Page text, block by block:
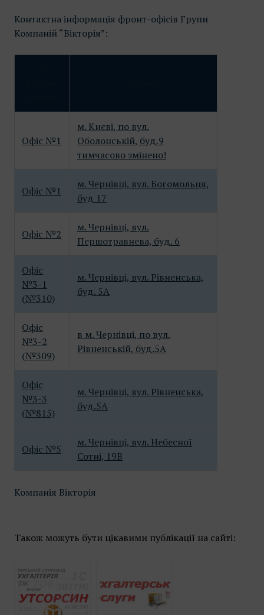
Контактна інформація фронт-офісів Групи
Компаній “Вікторія”:
Офіс №1
м. Києві, по вул.
Оболонській, буд.9
тимчасово змінено!
Офіс №1
м. Чернівці, вул. Богомольця,
буд 17
Офіс №2
м. Чернівці, вул.
Першотравнева, буд. 6
Офіс
№3-1
(№310)
м. Чернівці, вул. Рівненська,
буд. 5А
Офіс
№3-2
(№309)
в м. Чернівці, по вул.
Рівненській, буд.5А
Офіс
№3-3
(№815)
м. Чернівці, вул. Рівненська,
буд.5А
Офіс №5
м. Чернівці, вул. Небесної
Сотні, 19В
Компанія Вікторія
Також можуть бути цікавими публікації на сайті: